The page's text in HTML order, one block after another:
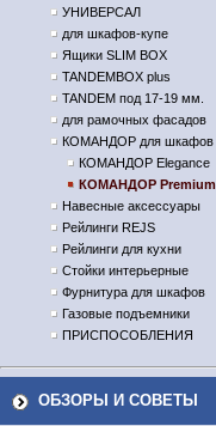
УНИВЕРСАЛ
для шкафов-купе
Ящики SLIM BOX
TANDEMBOX plus
TANDEM под 17-19 мм.
для рамочных фасадов
КОМАНДОР для шкафов
КОМАНДОР Elegance
КОМАНДОР Premium
Навесные аксессуары
Рейлинги REJS
Рейлинги для кухни
Стойки интерьерные
Фурнитура для шкафов
Газовые подъемники
ПРИСПОСОБЛЕНИЯ
ОБЗОРЫ И СОВЕТЫ